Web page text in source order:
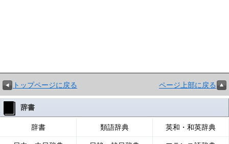
トップページに戻る ページ上部に戻る
辞書
辞書 類語辞典 英和・和英辞典